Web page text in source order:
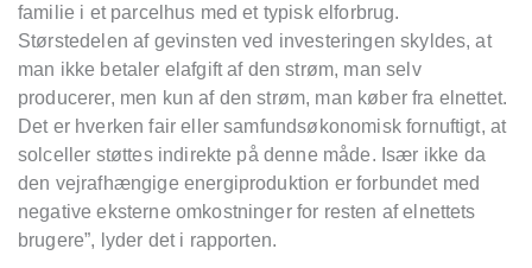
familie i et parcelhus med et typisk elforbrug.
Størstedelen af gevinsten ved investeringen skyldes, at
man ikke betaler elafgift af den strøm, man selv
producerer, men kun af den strøm, man køber fra elnettet.
Det er hverken fair eller samfundsøkonomisk fornuftigt, at
solceller støttes indirekte på denne måde. Især ikke da
den vejrafhængige energiproduktion er forbundet med
negative eksterne omkostninger for resten af elnettets
brugere”, lyder det i rapporten.